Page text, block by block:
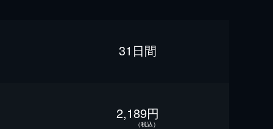
31日間
2,189円
（税込）